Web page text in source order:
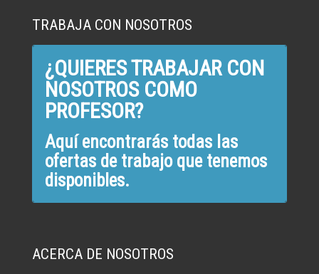
TRABAJA CON NOSOTROS
¿QUIERES TRABAJAR CON
NOSOTROS COMO
PROFESOR?
Aquí encontrarás todas las
ofertas de trabajo que tenemos
disponibles.
ACERCA DE NOSOTROS